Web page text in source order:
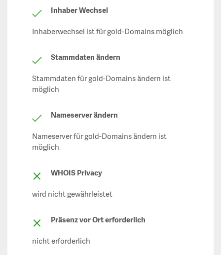
Inhaber Wechsel
Inhaberwechsel ist für gold-Domains möglich
Stammdaten ändern
Stammdaten für gold-Domains ändern ist
möglich
Nameserver ändern
Nameserver für gold-Domains ändern ist
möglich
WHOIS Privacy
wird nicht gewährleistet
Präsenz vor Ort erforderlich
nicht erforderlich